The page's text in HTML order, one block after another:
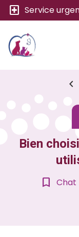
local_hospital Service
chevron_left
Bien
bookmark_border Chat